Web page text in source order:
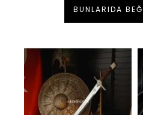
BUNLARIDA